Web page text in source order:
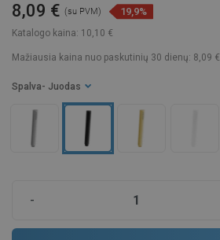
Katalogo kaina: 10,10 €
8,09 € (su PVM) 19,9%
Mažiausia kaina nuo paskutinių 30 dienų: 8,09 €
Spalva - Juodas
-